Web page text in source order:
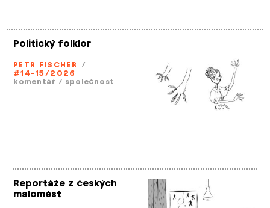
Politický folklor
PETR FISCHER /
#14-15/2026
komentář / společnost
Reportáže z českých
maloměst